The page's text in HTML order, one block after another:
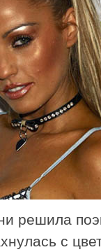
решила
с